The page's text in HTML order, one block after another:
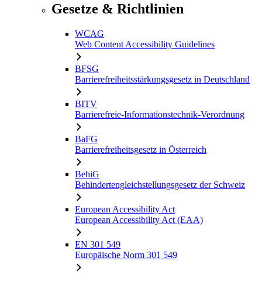
Gesetze & Richtlinien
WCAG
Web Content Accessibility Guidelines
BFSG
Barrierefreiheitsstärkungsgesetz in Deutschland
BITV
Barrierefreie-Informationstechnik-Verordnung
BaFG
Barrierefreiheitsgesetz in Österreich
BehiG
Behindertengleichstellungsgesetz der Schweiz
European Accessibility Act
European Accessibility Act (EAA)
EN 301 549
Europäische Norm 301 549